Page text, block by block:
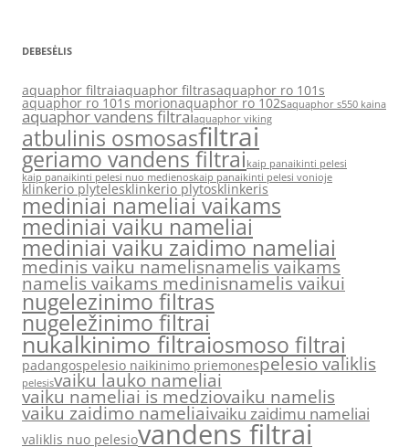
DEBESĖLIS
aquaphor filtraiaquaphor filtrasaquaphor ro 101s
aquaphor ro 101s morionaquaphor ro 102saquaphor s550 kaina
aquaphor vandens filtraiaquaphor viking
atbulinis osmosasfiltrai
geriamo vandens filtraikaip panaikinti pelesi
kaip panaikinti pelesi nuo medienoskaip panaikinti pelesi vonioje
klinkerio plytelesklinkerio plytosklinkeris
mediniai nameliai vaikams
mediniai vaiku nameliai
mediniai vaiku zaidimo nameliai
medinis vaiku namelisnamelis vaikams
namelis vaikams medinisnamelis vaikui
nugelezinimo filtras
nugeležinimo filtrai
nukalkinimo filtraiosmoso filtrai
padangospelesio naikinimo priemonespelesio valiklis
pelesisvaiku lauko nameliai
vaiku nameliai is medziovaiku namelis
vaiku zaidimo nameliaivaiku zaidimu nameliai
valiklis nuo pelesiovandens filtrai